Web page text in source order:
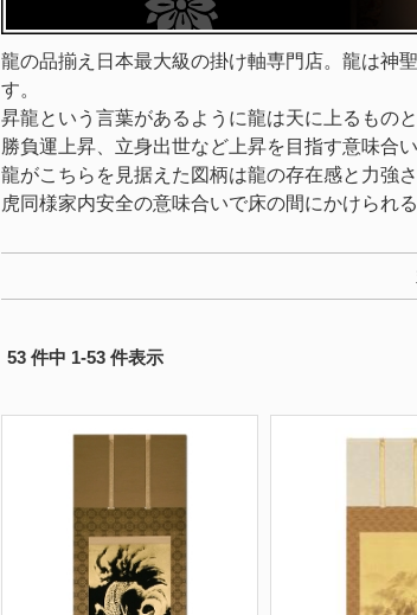
龍の品揃え日本最大級の掛け軸専門店。龍は神
す。
昇龍という言葉があるように龍は天に上るもの
勝負運上昇、立身出世など上昇を目指す意味合
龍がこちらを見据えた図柄は龍の存在感と力強
虎同様家内安全の意味合いで床の間にかけられ
53 件中 1-53 件表示